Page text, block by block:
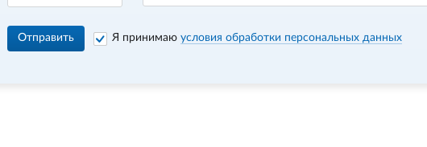
Отправить Я принимаю условия обработки персональных данных